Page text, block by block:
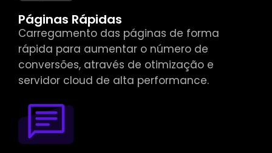
Páginas Rápidas
Carregamento das páginas de forma
rápida para aumentar o número de
conversões, através de otimização e
servidor cloud de alta performance.